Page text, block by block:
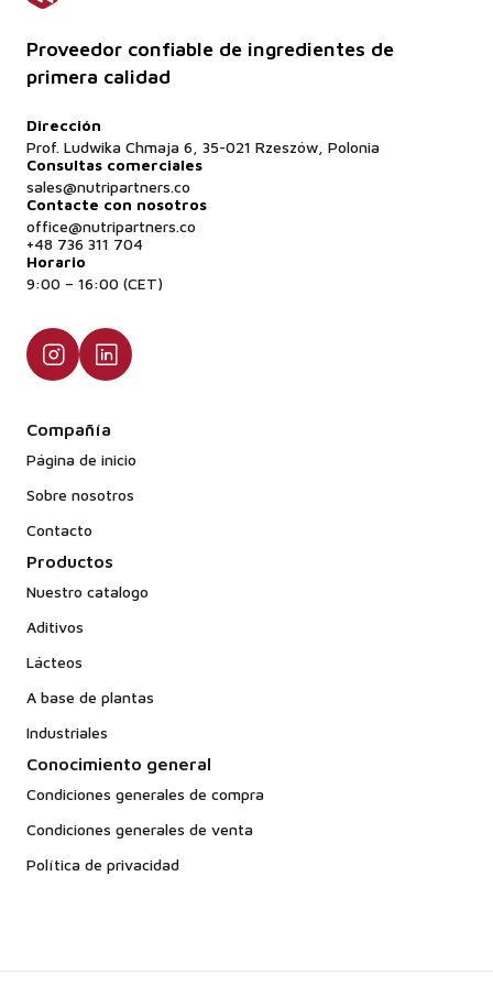
Proveedor confiable de ingredientes de
primera calidad
Dirección
Prof. Ludwika Chmaja 6, 35-021 Rzeszów, Polonia
Consultas comerciales
sales@nutripartners.co
Contacte con nosotros
office@nutripartners.co
+48 736 311 704
Horario
9:00 – 16:00 (CET)
Compañía
Página de inicio
Sobre nosotros
Contacto
Productos
Nuestro catalogo
Aditivos
Lácteos
A base de plantas
Industriales
Conocimiento general
Condiciones generales de compra
Condiciones generales de venta
Política de privacidad